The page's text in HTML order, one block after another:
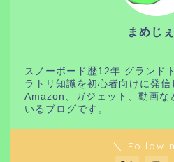
まめじ
スノーボード歴12年 グランド
ラトリ知識を初心者向けに発
Amazon、ガジェット、動画な
いるブログです。
＼ Follow